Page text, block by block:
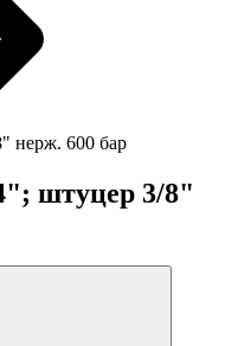
нерж. 600 бар
штуцер 3/8"